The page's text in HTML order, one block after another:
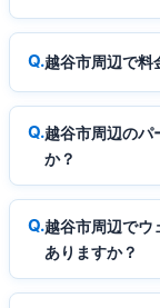
越谷市周辺で料
越谷市周辺のパ
か？
越谷市周辺でウ
ありますか？